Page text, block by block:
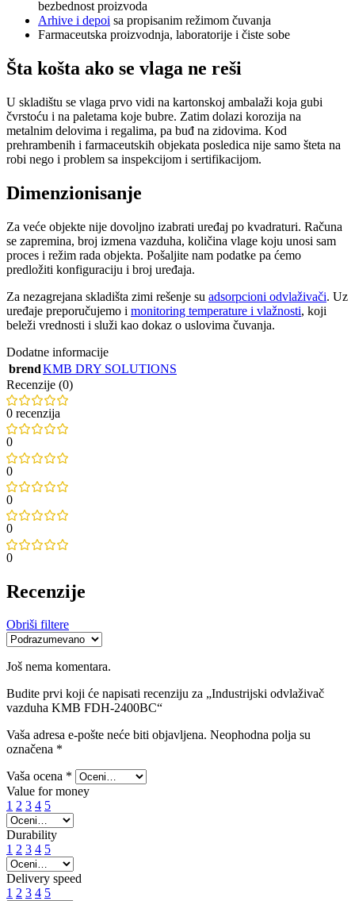
bezbednost proizvoda
Arhive i depoi sa propisanim režimom čuvanja
Farmaceutska proizvodnja, laboratorije i čiste sobe
Šta košta ako se vlaga ne reši
U skladištu se vlaga prvo vidi na kartonskoj ambalaži koja gubi
čvrstoću i na paletama koje bubre. Zatim dolazi korozija na
metalnim delovima i regalima, pa buđ na zidovima. Kod
prehrambenih i farmaceutskih objekata posledica nije samo šteta na
robi nego i problem sa inspekcijom i sertifikacijom.
Dimenzionisanje
Za veće objekte nije dovoljno izabrati uređaj po kvadraturi. Računa
se zapremina, broj izmena vazduha, količina vlage koju unosi sam
proces i režim rada objekta. Pošaljite nam podatke pa ćemo
predložiti konfiguraciju i broj uređaja.
Za nezagrejana skladišta zimi rešenje su adsorpcioni odvlaživači. Uz
uređaje preporučujemo i monitoring temperature i vlažnosti, koji
beleži vrednosti i služi kao dokaz o uslovima čuvanja.
Dodatne informacije
brendKMB DRY SOLUTIONS
Recenzije (0)
0 recenzija
0
0
0
0
0
Recenzije
Obriši filtere
Još nema komentara.
Budite prvi koji će napisati recenziju za „Industrijski odvlaživač
vazduha KMB FDH-2400BC“
Vaša adresa e-pošte neće biti objavljena. Neophodna polja su
označena *
Vaša ocena *
Value for money
1 2 3 4 5
Durability
1 2 3 4 5
Delivery speed
1 2 3 4 5